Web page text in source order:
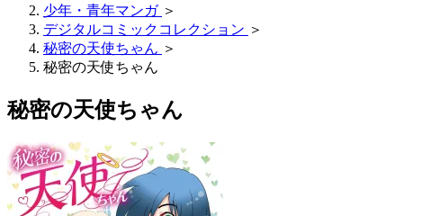
少年・青年マンガ ＞
デジタルコミックコレクション ＞
秘密の天使ちゃん ＞
秘密の天使ちゃん
秘密の天使ちゃん